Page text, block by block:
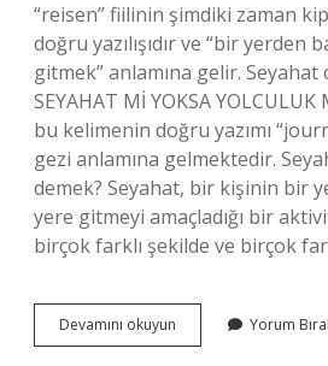
“reisen” fiilinin şimdiki zaman
doğru yazılışıdır ve “bir yerden
gitmek” anlamına gelir. Seyahat
SEYAHAT Mİ YOKSA YOLCULUK
bu kelimenin doğru yazımı
gezi anlamına gelmektedir.
demek? Seyahat, bir kişinin bir
yere gitmeyi amaçladığı bir
birçok farklı şekilde ve birçok
Devamını okuyun
Etmek
Yorum